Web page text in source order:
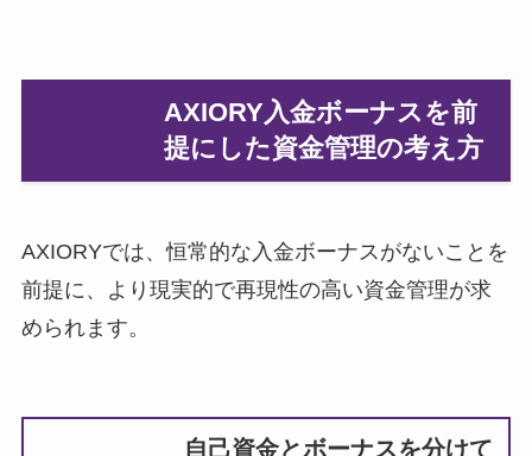
AXIORY入金ボーナスを前
提にした資金管理の考え方
AXIORYでは、恒常的な入金ボーナスがないことを
前提に、より現実的で再現性の高い資金管理が求
められます。
自己資金とボーナスを分けて